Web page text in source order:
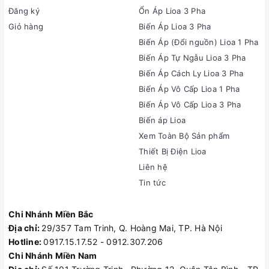
Đăng ký
Giỏ hàng
Ổn Áp Lioa 3 Pha
Biến Áp Lioa 3 Pha
Biến Áp (Đổi nguồn) Lioa 1 Pha
Biến Áp Tự Ngẫu Lioa 3 Pha
Biến Áp Cách Ly Lioa 3 Pha
Biến Áp Vô Cấp Lioa 1 Pha
Biến Áp Vô Cấp Lioa 3 Pha
Biến áp Lioa
Xem Toàn Bộ Sản phẩm
Thiết Bị Điện Lioa
Liên hệ
Tin tức
Chi Nhánh Miền Bắc
Địa chỉ: 29/357 Tam Trinh, Q. Hoàng Mai, TP. Hà Nội
Hotline:0917.15.17.52 - 0912.307.206
Chi Nhánh Miền Nam